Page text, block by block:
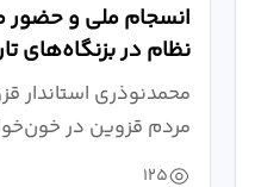
انسجام ملی و حضور
نظام در بزنگاه‌های
محمدنوذری استاندار
مردم قزوین در
حمایت...
125